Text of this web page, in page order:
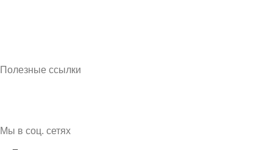
Полезные ссылки
Мы в соц. сетях